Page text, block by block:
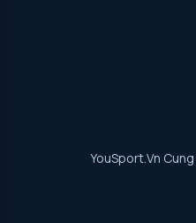
YouSport.vn